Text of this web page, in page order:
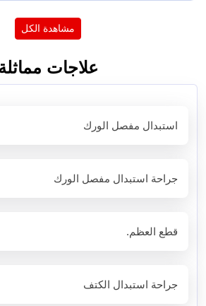
مشاهدة الكل
علاجات
استبدال مفصل الورك
جراحة استبدال مفصل الورك
قطع العظم.
جراحة استبدال الكتف